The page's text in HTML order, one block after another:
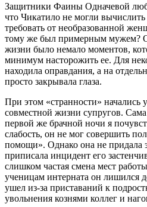
Защитники Фаины Одначевой
что Чикатило не могли
требовать от необразованной
тому же был примерным мужем?
жизни было немало моментов,
минимум насторожить ее. Для
находила оправдания, а на
просто закрывала глаза.
При этом «странности» начались
совместной жизни супругов.
первой же брачной ночи я
слабость, он не мог совершить
помощи». Однако она не придала
приписала инцидент его
слишком частая смена мест
ученицам интерната он лишился
ушел из-за приставаний к
увольнения кознями коллег и